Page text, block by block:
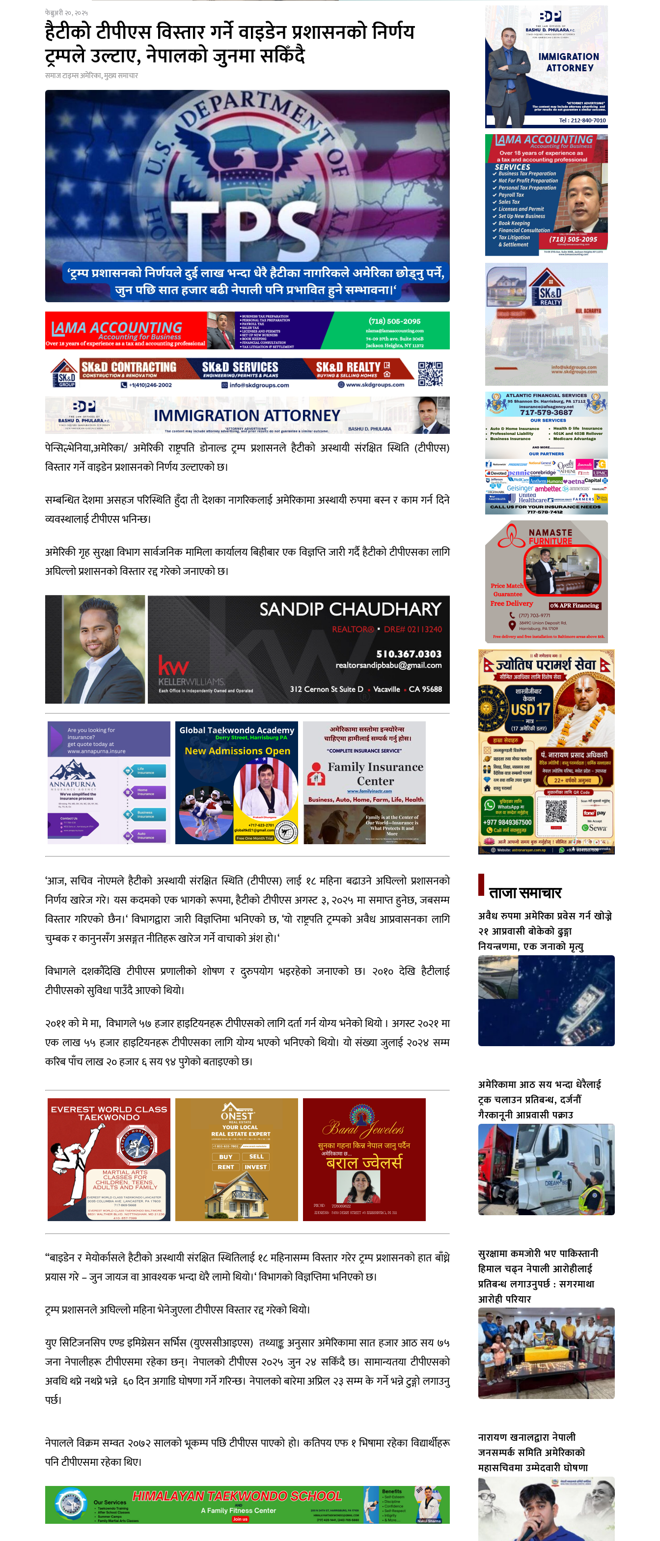
फेब्रुअरी २०, २०२५
हैटीको टीपीएस विस्तार गर्ने वाइडेन प्रशासनको निर्णय
ट्रम्पले उल्टाए, नेपालको जुनमा सकिँदै
समाज टाइम्सअमेरिका,मुख्य समाचार
पेन्सिल्भेनिया,अमेरिका/ अमेरिकी राष्ट्रपति डोनाल्ड ट्रम्प प्रशासनले हैटीको अस्थायी संरक्षित स्थिति (टीपीएस)
विस्तार गर्ने वाइडेन प्रशासनको निर्णय उल्टाएको छ।
सम्बन्धित देशमा असहज परिस्थिति हुँदा ती देशका नागरिकलाई अमेरिकामा अस्थायी रुपमा बस्न र काम गर्न दिने
व्यवस्थालाई टीपीएस भनिन्छ।
अमेरिकी गृह सुरक्षा विभाग सार्वजनिक मामिला कार्यालय बिहीबार एक विज्ञप्ति जारी गर्दै हैटीको टीपीएसका लागि
अघिल्लो प्रशासनको विस्तार रद्द गरेको जनाएको छ।
‘आज, सचिव नोएमले हैटीको अस्थायी संरक्षित स्थिति (टीपीएस) लाई १८ महिना बढाउने अघिल्लो प्रशासनको
निर्णय खारेज गरे। यस कदमको एक भागको रूपमा, हैटीको टीपीएस अगस्ट ३, २०२५ मा समाप्त हुनेछ, जबसम्म
विस्तार गरिएको छैन।‘ विभागद्वारा जारी विज्ञप्तिमा भनिएको छ, ‘यो राष्ट्रपति ट्रम्पको अवैध आप्रवासनका लागि
चुम्बक र कानुनसँग असङ्गत नीतिहरू खारेज गर्ने वाचाको अंश हो।‘
विभागले दशकौँदेखि टीपीएस प्रणालीको शोषण र दुरुपयोग भइरहेको जनाएको छ। २०१० देखि हैटीलाई
टीपीएसको सुविधा पाउँदै आएको थियो।
२०११ को मे मा, विभागले ५७ हजार हाइटियनहरू टीपीएसको लागि दर्ता गर्न योग्य भनेको थियो । अगस्ट २०२१ मा
एक लाख ५५ हजार हाइटियनहरू टीपीएसका लागि योग्य भएको भनिएको थियो। यो संख्या जुलाई २०२४ सम्म
करिब पाँच लाख २० हजार ६ सय ९४ पुगेको बताइएको छ।
“बाइडेन र मेयोर्कासले हैटीको अस्थायी संरक्षित स्थितिलाई १८ महिनासम्म विस्तार गरेर ट्रम्प प्रशासनको हात बाँध्ने
प्रयास गरे – जुन जायज वा आवश्यक भन्दा धेरै लामो थियो।‘ विभागको विज्ञप्तिमा भनिएको छ।
ट्रम्प प्रशासनले अघिल्लो महिना भेनेजुएला टीपीएस विस्तार रद्द गरेको थियो।
युए सिटिजनसिप एण्ड इमिग्रेसन सर्भिस (युएससीआइएस) तथ्याङ्क अनुसार अमेरिकामा सात हजार आठ सय ७५
जना नेपालीहरू टीपीएसमा रहेका छन्। नेपालको टीपीएस २०२५ जुन २४ सकिँदै छ। सामान्यतया टीपीएसको
अवधि थप्ने नथप्ने भन्ने ६० दिन अगाडि घोषणा गर्ने गरिन्छ। नेपालको बारेमा अप्रिल २३ सम्म के गर्ने भन्ने टुङ्गो लगाउनु
पर्छ।
नेपालले विक्रम सम्वत २०७२ सालको भूकम्प पछि टीपीएस पाएको हो। कतिपय एफ १ भिषामा रहेका विद्यार्थीहरू
पनि टीपीएसमा रहेका थिए।
ताजा समाचार​
अवैध रुपमा अमेरिका प्रवेस गर्न खोज्ने
२१ आप्रवासी बोकेको ढुङ्गा
नियन्त्रणमा, एक जनाको मृत्यु
अमेरिकामा आठ सय भन्दा धेरैलाई
ट्रक चलाउन प्रतिबन्ध, दर्जनौँ
गैरकानूनी आप्रवासी पक्राउ
सुरक्षामा कमजोरी भए पाकिस्तानी
हिमाल चढ्न नेपाली आरोहीलाई
प्रतिबन्ध लगाउनुपर्छ : सगरमाथा
आरोही परियार
नारायण खनालद्वारा नेपाली
जनसम्पर्क समिति अमेरिकाको
महासचिवमा उम्मेदवारी घोषणा